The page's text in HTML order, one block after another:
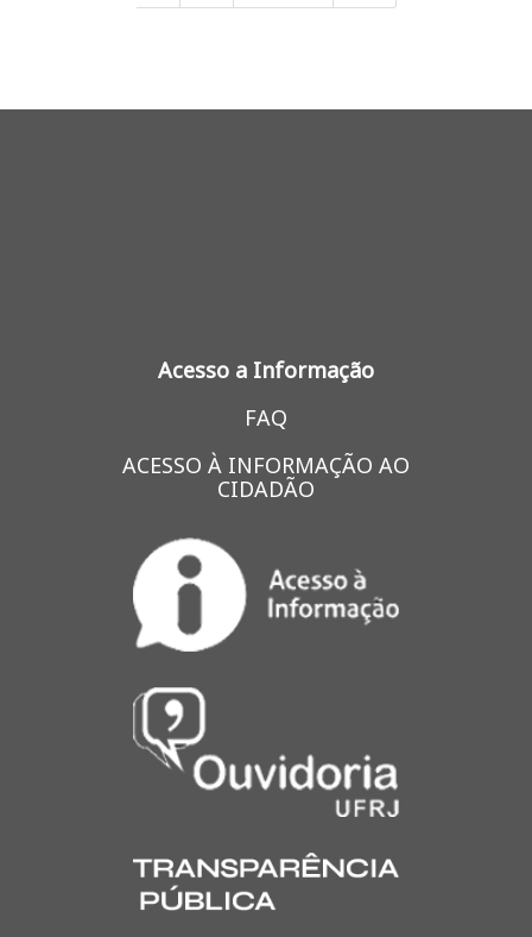
Acesso a Informação
FAQ
ACESSO À INFORMAÇÃO AO
CIDADÃO